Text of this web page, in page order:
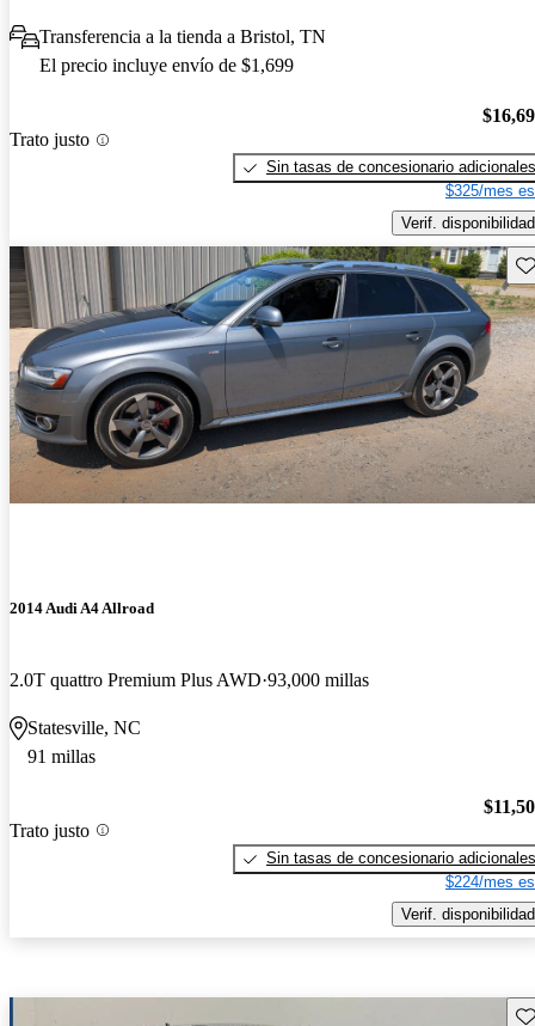
Transferencia a la tienda a Bristol, TN
El precio incluye envío de $1,699
Trato justo
Sin tasas de concesionario adicionales
$325/mes
Verif. disponibilidad
2014 Audi A4 Allroad
2.0T quattro Premium Plus AWD 93,000 millas
Statesville, NC
91 millas
Trato justo
Sin tasas de concesionario adicionales
$224/mes
Verif. disponibilidad